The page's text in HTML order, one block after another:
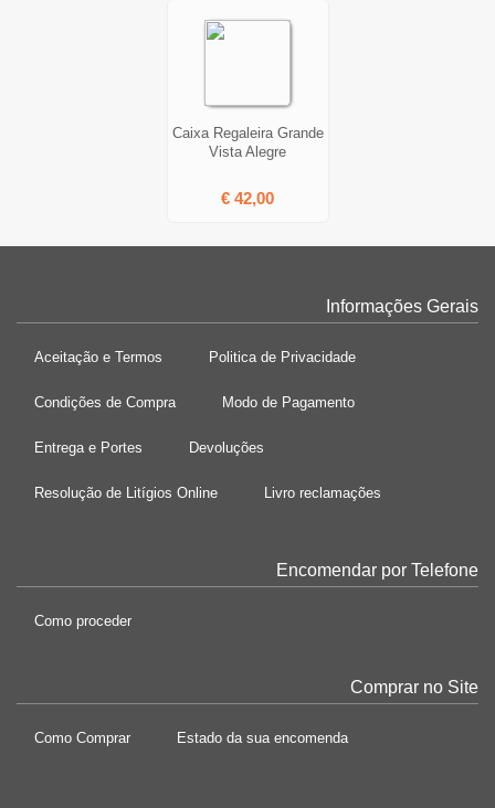
Caixa Regaleira Grande
Vista Alegre
€ 42,00
Informações Gerais
Aceitação e Termos Politica de Privacidade
Condições de Compra Modo de Pagamento
Entrega e Portes Devoluções
Resolução de Litígios Online Livro reclamações
Encomendar por Telefone
Como proceder
Comprar no Site
Como Comprar Estado da sua encomenda